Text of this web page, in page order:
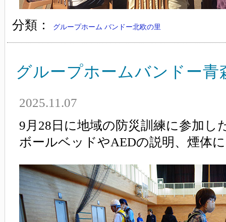
分類： グループホーム バンドー北欧の里
グループホームバンドー青
2025.11.07
9月28日に地域の防災訓練に参加し
ボールベッドやAEDの説明、煙体